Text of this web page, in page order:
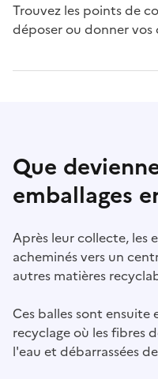
Trouvez les points de
déposer ou donner vos
Que
emballages
Après leur collecte, les
acheminés vers un
autres matières
Ces balles sont ensuite
recyclage où les fibres
l'eau et débarrassées